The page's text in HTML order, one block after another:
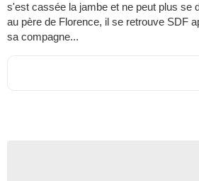
s'est cassée la jambe et ne peut plus se
au père de Florence, il se retrouve SDF
sa compagne...